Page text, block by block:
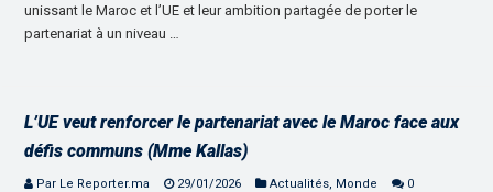
unissant le Maroc et l’UE et leur ambition partagée de porter le
partenariat à un niveau …
L’UE veut renforcer le partenariat avec le Maroc face aux
défis communs (Mme Kallas)
Par Le Reporter.ma 29/01/2026 Actualités, Monde 0